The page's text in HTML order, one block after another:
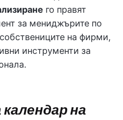
го правят
за мениджърите по
на фирми,
инструменти за
на